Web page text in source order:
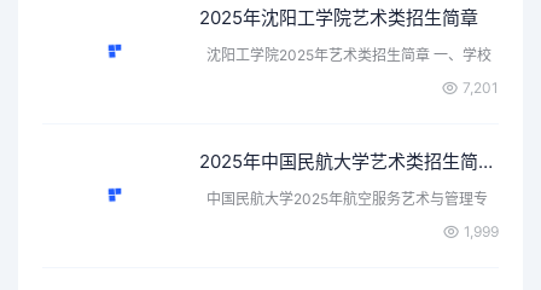
2025年沈阳工学院艺术类招生简章
沈阳工学院2025年艺术类招生简章 一、学校
7,201
2025年中国民航大学艺术类招生简章（航空服务艺术与管理专业）
中国民航大学2025年航空服务艺术与管理专
1,999